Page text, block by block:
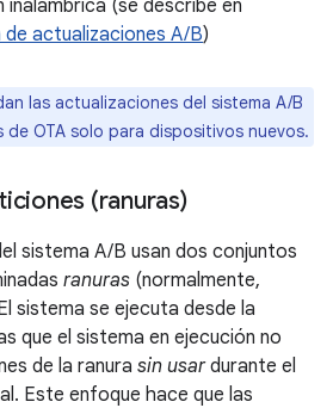
inalámbrica (se describe en
de actualizaciones A/B)
las actualizaciones del sistema A/B
de OTA solo para dispositivos nuevos.
(ranuras)
sistema A/B usan dos conjuntos
ranuras (normalmente,
sistema se ejecuta desde la
que el sistema en ejecución no
de la ranura sin usardurante el
Este enfoque hace que las